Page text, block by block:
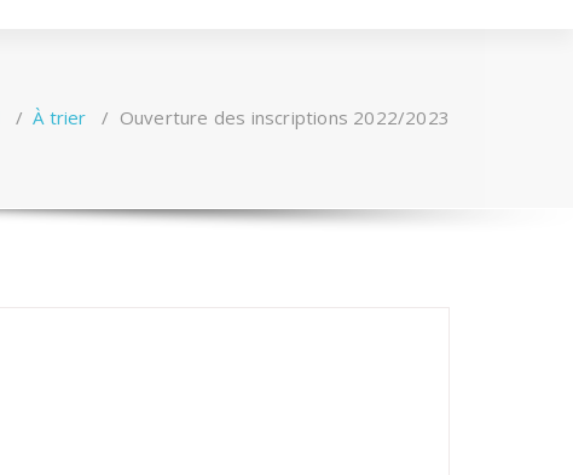
/À trier / Ouverture des inscriptions 2022/2023